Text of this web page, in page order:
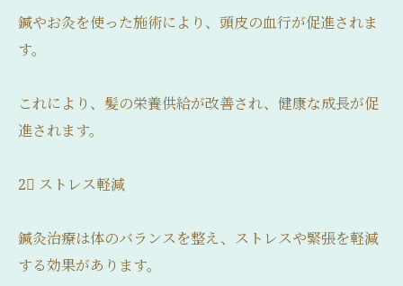
鍼やお灸を使った施術により、頭皮の血行が促進されま
す。
これにより、髪の栄養供給が改善され、健康な成長が促
進されます。
2⃣ ストレス軽減
鍼灸治療は体のバランスを整え、ストレスや緊張を軽減
する効果があります。